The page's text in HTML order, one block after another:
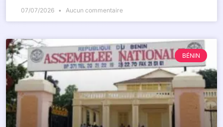
07/07/2026 Aucun commentaire
BÉNIN